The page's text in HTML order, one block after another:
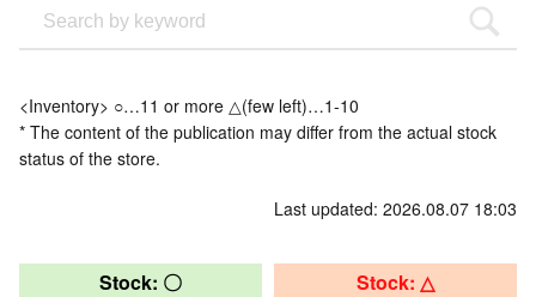
<Inventory> ○…11 or more △(few left)…1-10
* The content of the publication may differ from the actual stock
status of the store.
Last updated: 2026.08.07 18:03
Stock: 〇 Stock: △